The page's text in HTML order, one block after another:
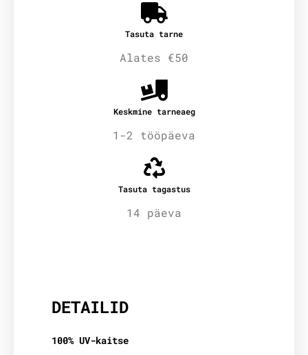
Tasuta tarne
Alates €50
Keskmine tarneaeg
1-2 tööpäeva
Tasuta tagastus
14 päeva
DETAILID
100% UV-kaitse